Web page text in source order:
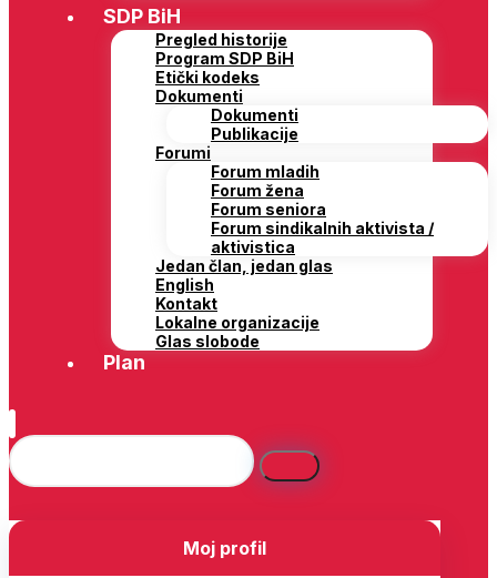
SDP BiH
Pregled historije
Program SDP BiH
Etički kodeks
Dokumenti
Dokumenti
Publikacije
Forumi
Forum mladih
Forum žena
Forum seniora
Forum sindikalnih aktivista /
aktivistica
Jedan član, jedan glas
English
Kontakt
Lokalne organizacije
Glas slobode
Plan
Moj profil